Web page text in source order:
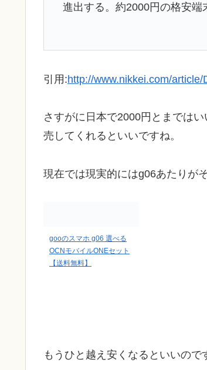
進出する。約2000円の格安端
引用:http://www.nikkei.com/
さすがに日本で2000円とまでは
売してくれるといいですね。
現在では現実的にはg06あたりが
gooのスマホ g06 選べる
OCNモバイルONEセット
【送料無料】
もうひと越え安くなるといいので